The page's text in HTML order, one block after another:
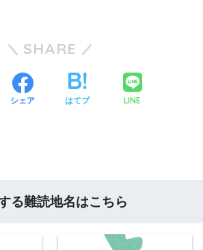
SHARE
シェア はてブ LINE
る難読地名はこちら